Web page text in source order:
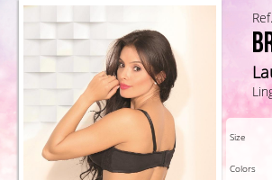
Size
Colors